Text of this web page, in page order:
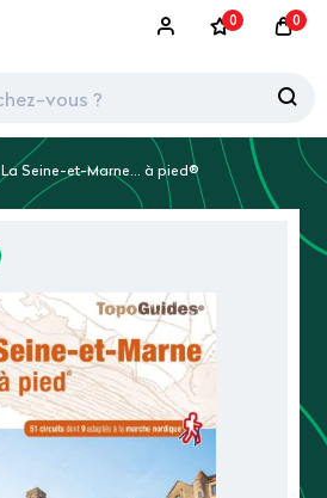
0 0
La Seine-et-Marne... à pied®